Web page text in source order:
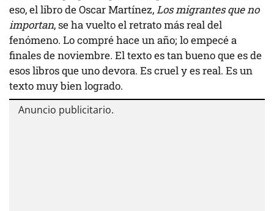
eso, el libro de Oscar Martínez, Los migrantes que no
importan, se ha vuelto el retrato más real del
fenómeno. Lo compré hace un año; lo empecé a
finales de noviembre. El texto es tan bueno que es de
esos libros que uno devora. Es cruel y es real. Es un
texto muy bien logrado.